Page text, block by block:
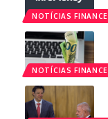
NOTÍCIAS
NOTÍCIAS